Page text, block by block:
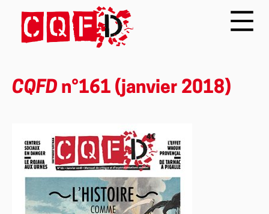
CQFD n°161 (janvier 2018)